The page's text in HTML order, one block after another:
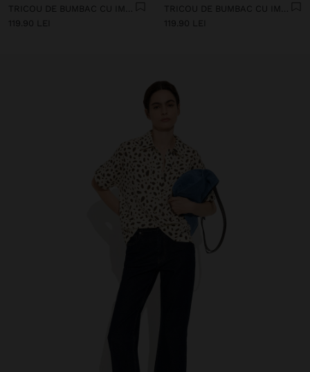
TRICOU DE BUMBAC CU IMPRIMAT FLORAL
119.90 LEI
TRICOU DE BUMBAC CU IMPRIMAT FLORAL
119.90 LEI